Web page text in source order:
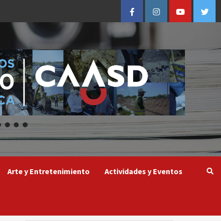
FacebookInstagramYoutube
Arte y Entretenimiento Actividades y Eventos